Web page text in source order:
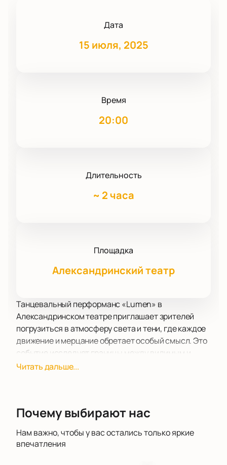
Дата
15 июля, 2025
Время
20:00
Длительность
~ 2 часа
Площадка
Александринский театр
Танцевальный перформанс «Lumen» в
Александринском театре приглашает зрителей
погрузиться в атмосферу света и тени, где каждое
движение и мерцание обретает особый смысл. Это
событие исследует границы между видимым и
скрытым, телом и энергией, создавая уникальное
предоставляет идеальную площадку для этого
самом сердце Санкт-Петербурга, театр славится
своим вкладом в развитие искусства и культуры. В
Читать дальше...
Почему выбирают нас
Нам важно, чтобы у вас остались только яркие
впечатления